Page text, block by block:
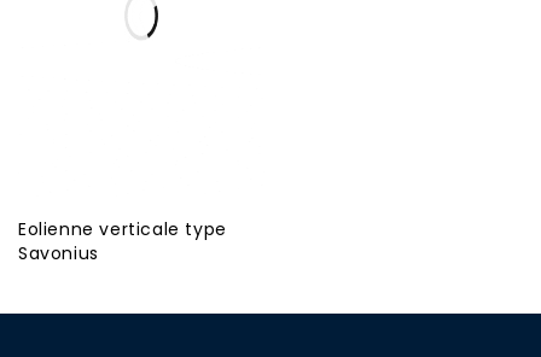
Eolienne verticale type
Savonius